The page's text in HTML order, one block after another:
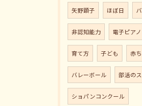
矢野顕子 ほぼ日
非認知能力 電子ピアノ
育て方 子ども 赤
バレーボール 部活の
ショパンコンクール